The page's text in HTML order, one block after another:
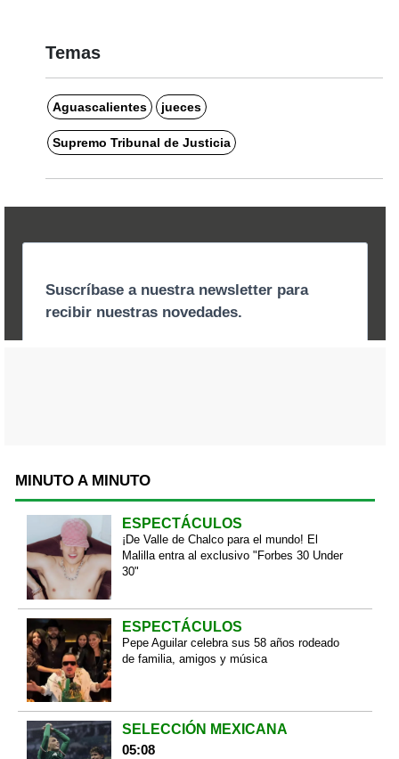
Temas
Aguascalientes jueces
Supremo Tribunal de Justicia
MINUTO A MINUTO
ESPECTÁCULOS
¡De Valle de Chalco para el mundo! El
Malilla entra al exclusivo "Forbes 30 Under
30"
ESPECTÁCULOS
Pepe Aguilar celebra sus 58 años rodeado
de familia, amigos y música
SELECCIÓN MEXICANA
05:08